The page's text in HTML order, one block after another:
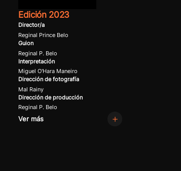
Edición 2023
Director/a
Reginal Prince Belo
Guion
Reginal P. Belo
Interpretación
Miguel O'Hara Maneiro
Dirección de fotografía
Mal Rainy
Dirección de producción
Reginal P. Belo
Ver más